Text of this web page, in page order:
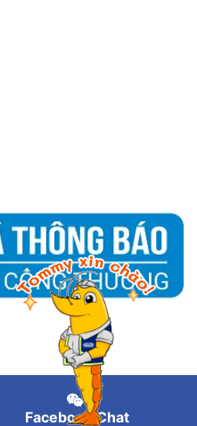
Facebook Chat